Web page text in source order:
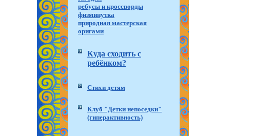
ребусы и кроссворды
физминутка
природная мастерская
оригами
Куда сходить с
ребёнком?
Стихи детям
Клуб "Детки непоседки"
(гиперактивность)